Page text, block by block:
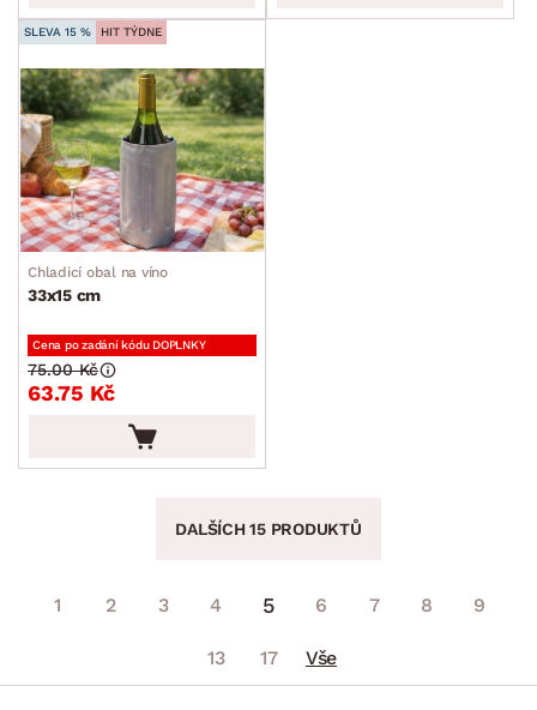
SLEVA 15 % HIT TÝDNE
Chladicí obal na víno
33x15 cm
Cena po zadání kódu DOPLNKY
63.75 Kč
75.00 Kč
DALŠÍCH 15 PRODUKTŮ
1 2 3 4 5 6 7 8 9
13 17 Vše